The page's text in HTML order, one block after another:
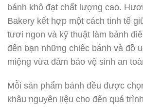
bánh khô đạt chất lượng cao.
Bakery kết hợp một cách tinh tế
tươi ngon và kỹ thuật làm bánh
đến bạn những chiếc bánh và đồ
miệng vừa đảm bảo vệ sinh an
Mỗi sản phẩm bánh đều được
khâu nguyên liệu cho đến quá